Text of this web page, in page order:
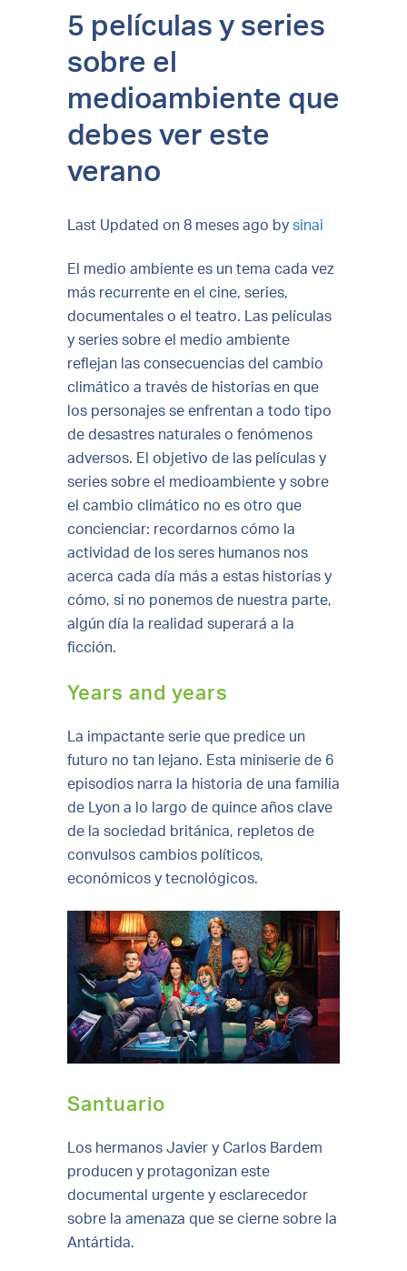
5 películas y series
sobre el
medioambiente que
debes ver este
verano
Last Updated on 8 meses ago by sinai
El medio ambiente es un tema cada vez
más recurrente en el cine, series,
documentales o el teatro. Las películas
y series sobre el medio ambiente
reflejan las consecuencias del cambio
climático a través de historias en que
los personajes se enfrentan a todo tipo
de desastres naturales o fenómenos
adversos. El objetivo de las películas y
series sobre el medioambiente y sobre
el cambio climático no es otro que
concienciar: recordarnos cómo la
actividad de los seres humanos nos
acerca cada día más a estas historias y
cómo, si no ponemos de nuestra parte,
algún día la realidad superará a la
ficción.
Years and years
La impactante serie que predice un
futuro no tan lejano. Esta miniserie de 6
episodios narra la historia de una familia
de Lyon a lo largo de quince años clave
de la sociedad británica, repletos de
convulsos cambios políticos,
económicos y tecnológicos.
Santuario
Los hermanos Javier y Carlos Bardem
producen y protagonizan este
documental urgente y esclarecedor
sobre la amenaza que se cierne sobre la
Antártida.